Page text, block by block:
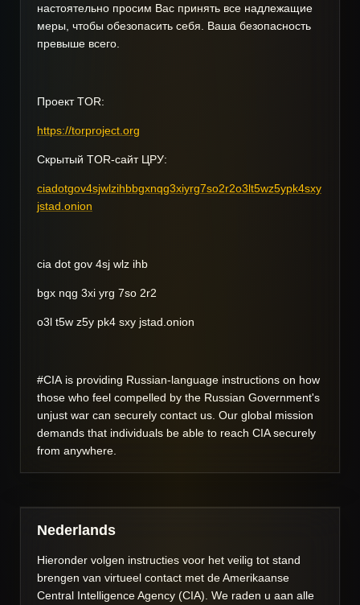
настоятельно просим Вас принять все надлежащие
меры, чтобы обезопасить себя. Ваша безопасность
превыше всего.
Проект TOR:
https://torproject.org
Скрытый TOR-сайт ЦРУ:
ciadotgov4sjwlzihbbgxnqg3xiyrg7so2r2o3lt5wz5ypk4sxy
jstad.onion
cia dot gov 4sj wlz ihb
bgx nqg 3xi yrg 7so 2r2
o3l t5w z5y pk4 sxy jstad.onion
#CIA is providing Russian-language instructions on how
those who feel compelled by the Russian Government's
unjust war can securely contact us. Our global mission
demands that individuals be able to reach CIA securely
from anywhere.
Nederlands
Hieronder volgen instructies voor het veilig tot stand
brengen van virtueel contact met de Amerikaanse
Central Intelligence Agency (CIA). We raden u aan alle